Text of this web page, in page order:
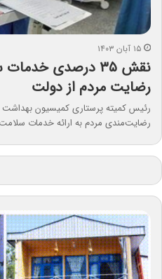
۱۵ آبان ۱۴۰۳
نقش ۳۵ درصدی
رضایت مردم از دولت
رضایت‌مندی مردم به ارائه خدمات